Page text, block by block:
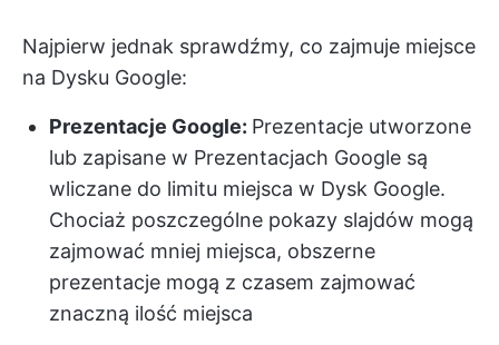
Najpierw jednak sprawdźmy, co zajmuje miejsce
na Dysku Google:
Prezentacje Google: Prezentacje utworzone
lub zapisane w Prezentacjach Google są
wliczane do limitu miejsca w Dysk Google.
Chociaż poszczególne pokazy slajdów mogą
zajmować mniej miejsca, obszerne
prezentacje mogą z czasem zajmować
znaczną ilość miejsca